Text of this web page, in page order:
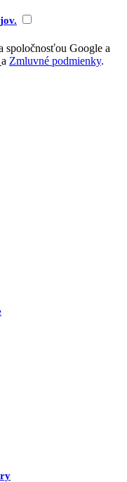
spoločnosťou Google a
a Zmluvné podmienky.